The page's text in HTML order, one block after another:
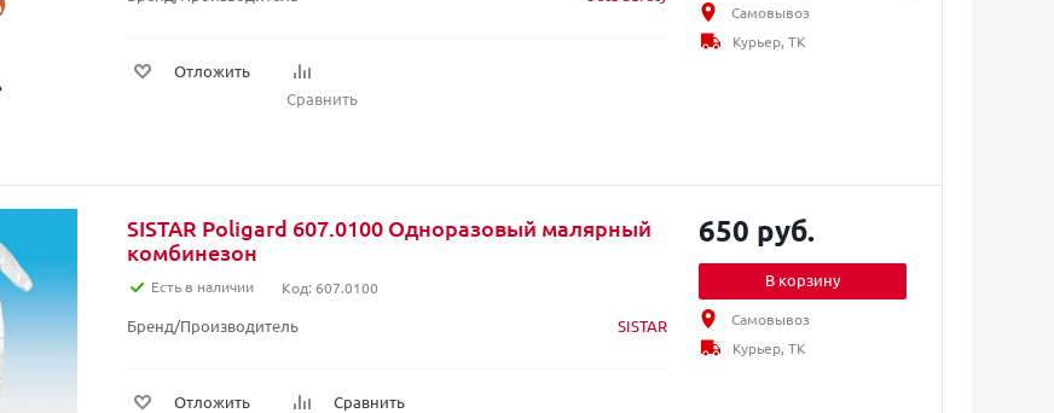
Отложить
Сравнить
Самовывоз
Курьер, ТК
SISTAR Poligard 607.0100 Одноразовый малярный
комбинезон
Есть в наличии Код: 607.0100
Бренд/Производитель SISTAR
Отложить Сравнить
650 руб.
В корзину
Самовывоз
Курьер, ТК